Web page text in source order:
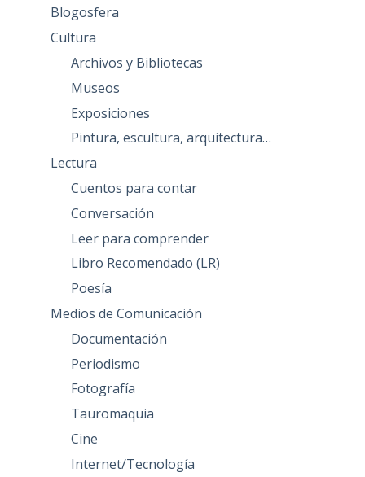
Blogosfera
Cultura
Archivos y Bibliotecas
Museos
Exposiciones
Pintura, escultura, arquitectura…
Lectura
Cuentos para contar
Conversación
Leer para comprender
Libro Recomendado (LR)
Poesía
Medios de Comunicación
Documentación
Periodismo
Fotografía
Tauromaquia
Cine
Internet/Tecnología